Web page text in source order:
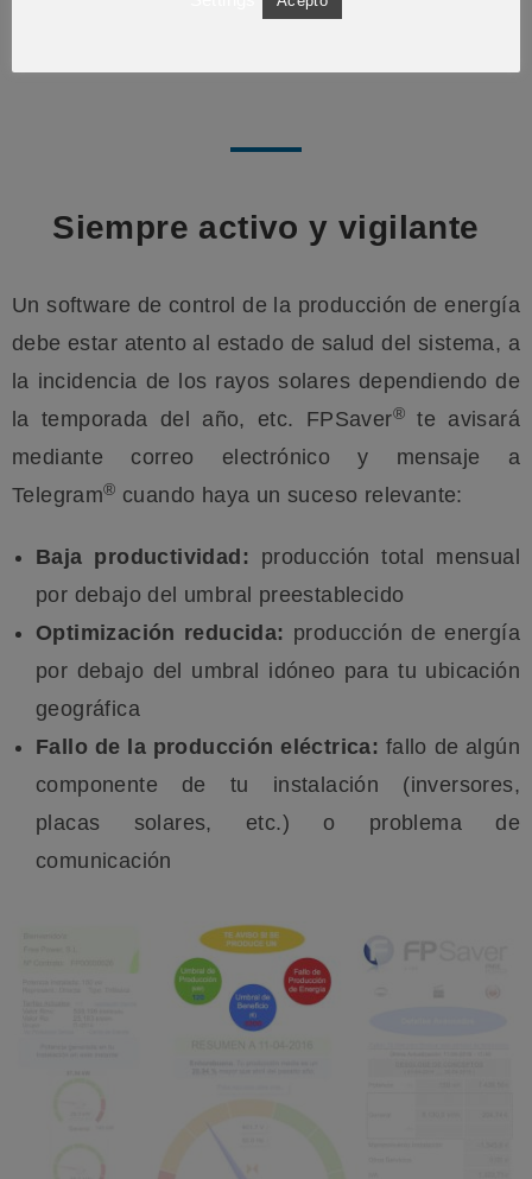
Coherencia de la potencia generada respecto a
Siempre activo y vigilante
Un software de control de la producción de energía
debe estar atento al estado de salud del sistema, a
la incidencia de los rayos solares dependiendo de
la temporada del año, etc. FPSaver®
te avisará
mediante correo electrónico y mensaje a
Telegram® cuando haya un suceso relevante:
Baja productividad: producción total mensual
por debajo del umbral preestablecido
Optimización reducida: producción de energía
por debajo del umbral idóneo para tu ubicación
geográfica
Fallo de la producción eléctrica: fallo de algún
componente de tu instalación (inversores,
placas solares, etc.) o problema de
comunicación